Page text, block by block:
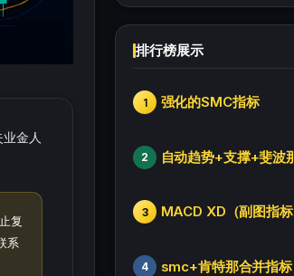
金人
复
系
排行榜展示
1 强化的SMC指标
2
3
4 smc+肯特那合并指标